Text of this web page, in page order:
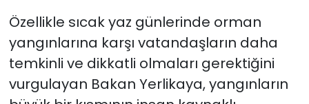
Özellikle sıcak yaz günlerinde orman
yangınlarına karşı vatandaşların daha
temkinli ve dikkatli olmaları gerektiğini
vurgulayan Bakan Yerlikaya, yangınların